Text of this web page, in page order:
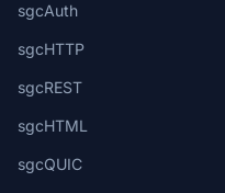
sgcAuth
sgcHTTP
sgcREST
sgcHTML
sgcQUIC